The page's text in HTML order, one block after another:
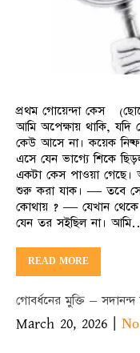
প্রথম গোয়েন্দা কেস
আমি অপেক্ষায় থাকি,
কেউ আসে না। কয়েক
এসে যেন ভাগ্যে শিকে
একটা কেস পাওয়া
শুরু করা যাক। — তবে
কোথায় ? — যেখান
যেন তর সইছিল না।
READ MORE
গোবর্ধনের মুক্তি – সদানন্দ
March 20, 2026 |